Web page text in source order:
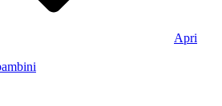
Apri